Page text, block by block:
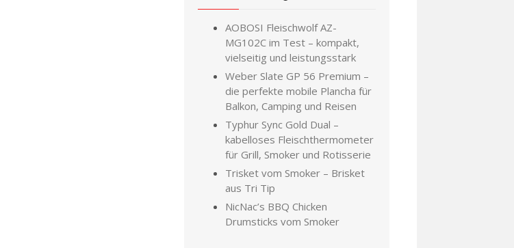
AOBOSI Fleischwolf AZ-
MG102C im Test – kompakt,
vielseitig und leistungsstark
Weber Slate GP 56 Premium –
die perfekte mobile Plancha für
Balkon, Camping und Reisen
Typhur Sync Gold Dual –
kabelloses Fleischthermometer
für Grill, Smoker und Rotisserie
Trisket vom Smoker – Brisket
aus Tri Tip
NicNac’s BBQ Chicken
Drumsticks vom Smoker